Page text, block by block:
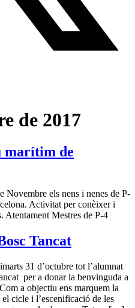
de 2017
marítim de
Novembre els nens i nenes de P-
Activitat per conèixer i
Atentament Mestres de P-4
Tancat
31 d’octubre tot l’alumnat
per a donar la benvinguda a
a objectiu ens marquem la
cicle i l’escenificació de les